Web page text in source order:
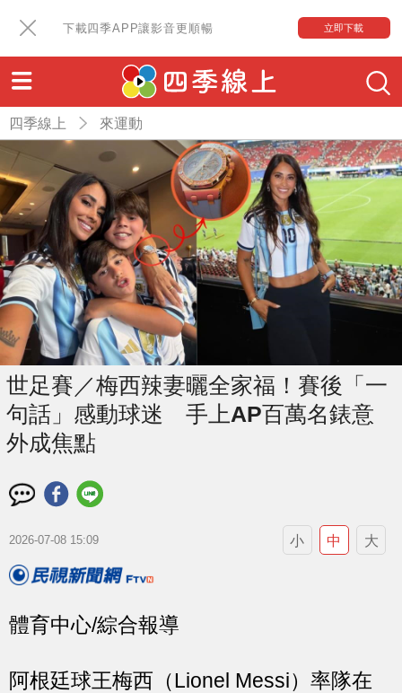
下載四季APP讓影音更順暢 立即下載
四季線上 來運動
世足賽／梅西辣妻曬全家福！賽後「一
句話」感動球迷 手上AP百萬名錶意
外成焦點
2026-07-08 15:09 小 中 大
體育中心/綜合報導
阿根廷球王梅西（Lionel Messi）率隊在